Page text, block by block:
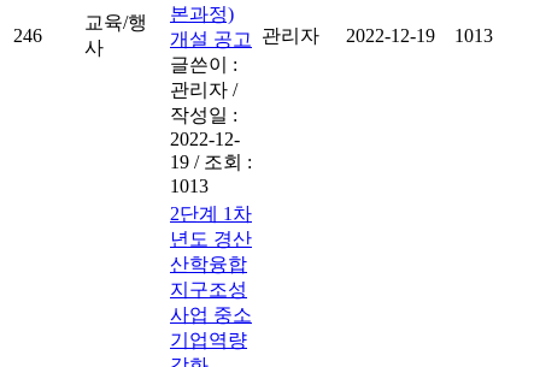
246
교육/행
사
본과정)
개설 공고
글쓴이 :
관리자 /
작성일 :
2022-12-
19 / 조회 :
1013
관리자 2022-12-19 1013
2단계 1차
년도 경산
산학융합
지구조성
사업 중소
기업역량